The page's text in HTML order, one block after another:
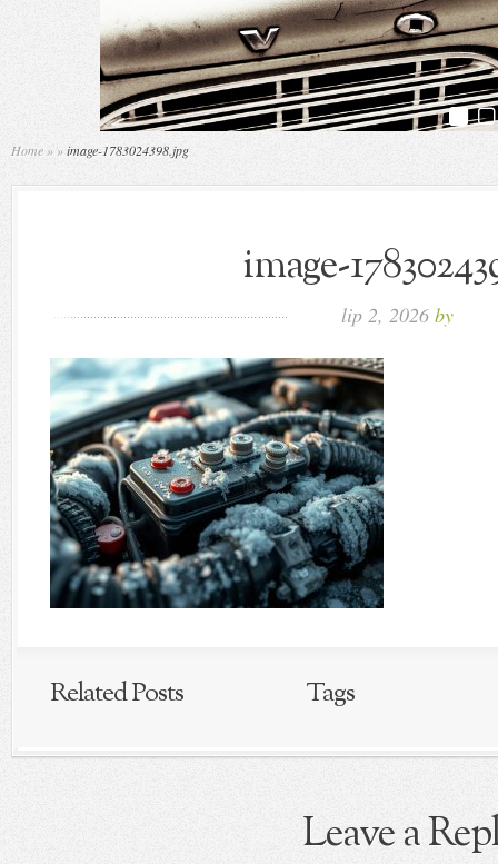
Home » »image-1783024398.jpg
image-
lip 2, 2026 by
Related Posts Tags
Leave a